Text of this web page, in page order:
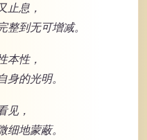
止息，
到无可增减。
本性，
的光明。
见，
地蒙蔽。